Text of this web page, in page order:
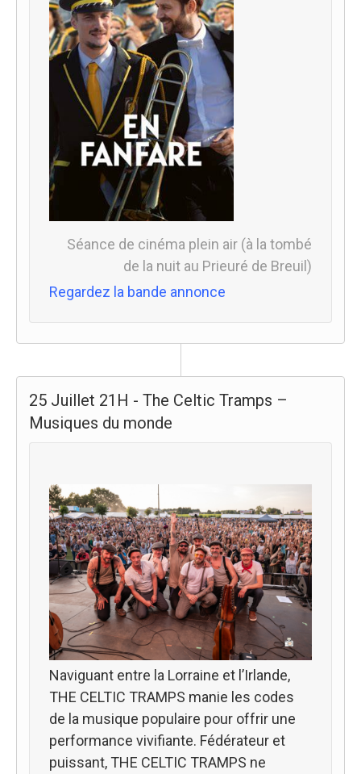
Séance de cinéma plein air (à la tombé
de la nuit au Prieuré de Breuil)
Regardez la bande annonce
25 Juillet 21H - The Celtic Tramps –
Musiques du monde
Naviguant entre la Lorraine et l’Irlande,
THE CELTIC TRAMPS manie les codes
de la musique populaire pour offrir une
performance vivifiante. Fédérateur et
puissant, THE CELTIC TRAMPS ne